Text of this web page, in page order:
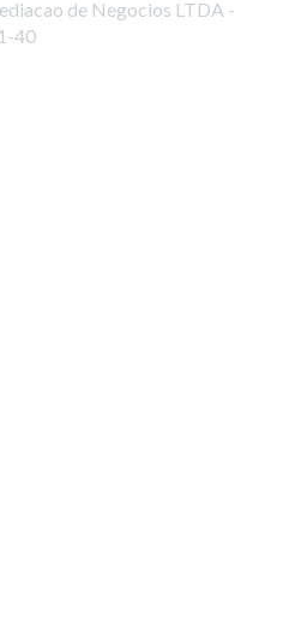
de Negocios LTDA -
40